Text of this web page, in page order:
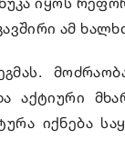
ამ
აქტიური
იქნება